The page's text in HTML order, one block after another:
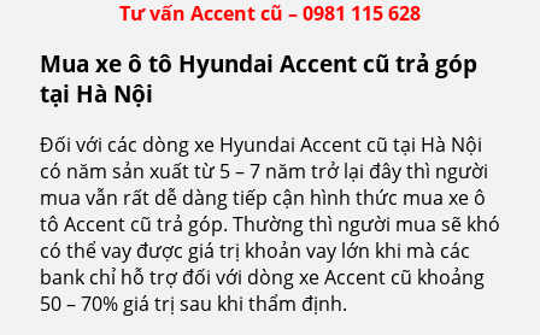
Tư vấn Accent cũ – 0981 115 628
Mua xe ô tô Hyundai Accent cũ trả góp
tại Hà Nội
Đối với các dòng xe Hyundai Accent cũ tại Hà Nội
có năm sản xuất từ 5 – 7 năm trở lại đây thì người
mua vẫn rất dễ dàng tiếp cận hình thức mua xe ô
tô Accent cũ trả góp. Thường thì người mua sẽ khó
có thể vay được giá trị khoản vay lớn khi mà các
bank chỉ hỗ trợ đối với dòng xe Accent cũ khoảng
50 – 70% giá trị sau khi thẩm định.